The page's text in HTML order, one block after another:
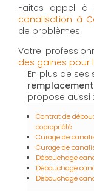
Faites appel à
canalisation à
de problèmes.
Votre
des gaines pour
En plus de ses
remplacement
propose aussi :
Contrat de
copropriété
Curage de
Curage de
Débouchage
Débouchage
Débouchage